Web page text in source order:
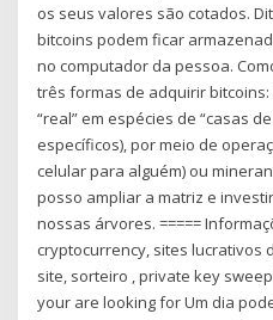
os seus valores são cotados.
bitcoins podem ficar
no computador da pessoa.
três formas de adquirir
“real” em espécies de “casas
específicos), por meio de
celular para alguém) ou
posso ampliar a matriz e
nossas árvores. =====
cryptocurrency, sites lucrativos
site, sorteiro , private key
your are looking for Um dia